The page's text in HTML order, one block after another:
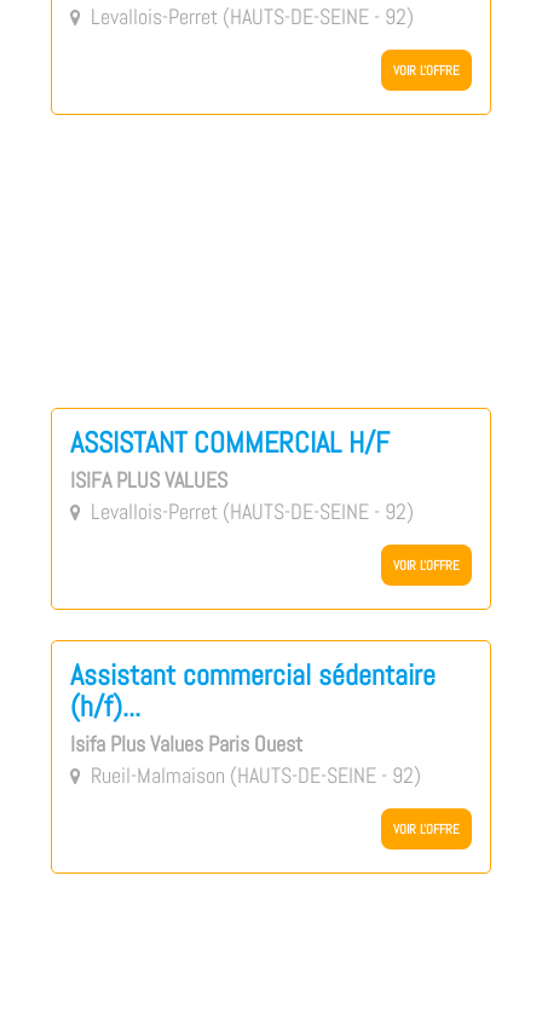
 Levallois-Perret (HAUTS-DE-SEINE - 92)
VOIR L'OFFRE
ASSISTANT COMMERCIAL H/F
ISIFA PLUS VALUES
 Levallois-Perret (HAUTS-DE-SEINE - 92)
VOIR L'OFFRE
Assistant commercial sédentaire
(h/f)...
Isifa Plus Values Paris Ouest
 Rueil-Malmaison (HAUTS-DE-SEINE - 92)
VOIR L'OFFRE